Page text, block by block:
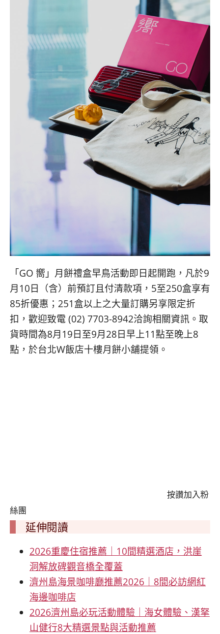
「GO 嚮」月餅禮盒早鳥活動即日起開跑，凡於9
月10日（含）前預訂且付清款項，5至250盒享有
85折優惠；251盒以上之大量訂購另享限定折
扣，歡迎致電 (02) 7703-8942洽詢相關資訊。取
貨時間為8月19日至9月28日早上11點至晚上8
點，於台北W飯店十樓月餅小舖提領。
按讚加入粉
絲團
延伸閱讀
2026重慶住宿推薦｜10間精選酒店，洪崖
洞解放碑觀音橋全覆蓋
濟州島海景咖啡廳推薦2026｜8間必訪網紅
海邊咖啡店
2026濟州島必玩活動體驗｜海女體驗、漢拏
山健行8大精選景點與活動推薦